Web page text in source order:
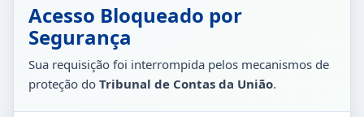
Acesso Bloqueado por
Segurança
Sua requisição foi interrompida pelos mecanismos de
proteção do Tribunal de Contas da União.